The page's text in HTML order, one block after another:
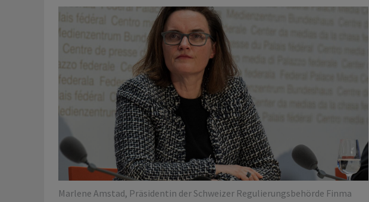
Marlene Amstad, Präsidentin der Schweizer Regulierungsbehörde Finma